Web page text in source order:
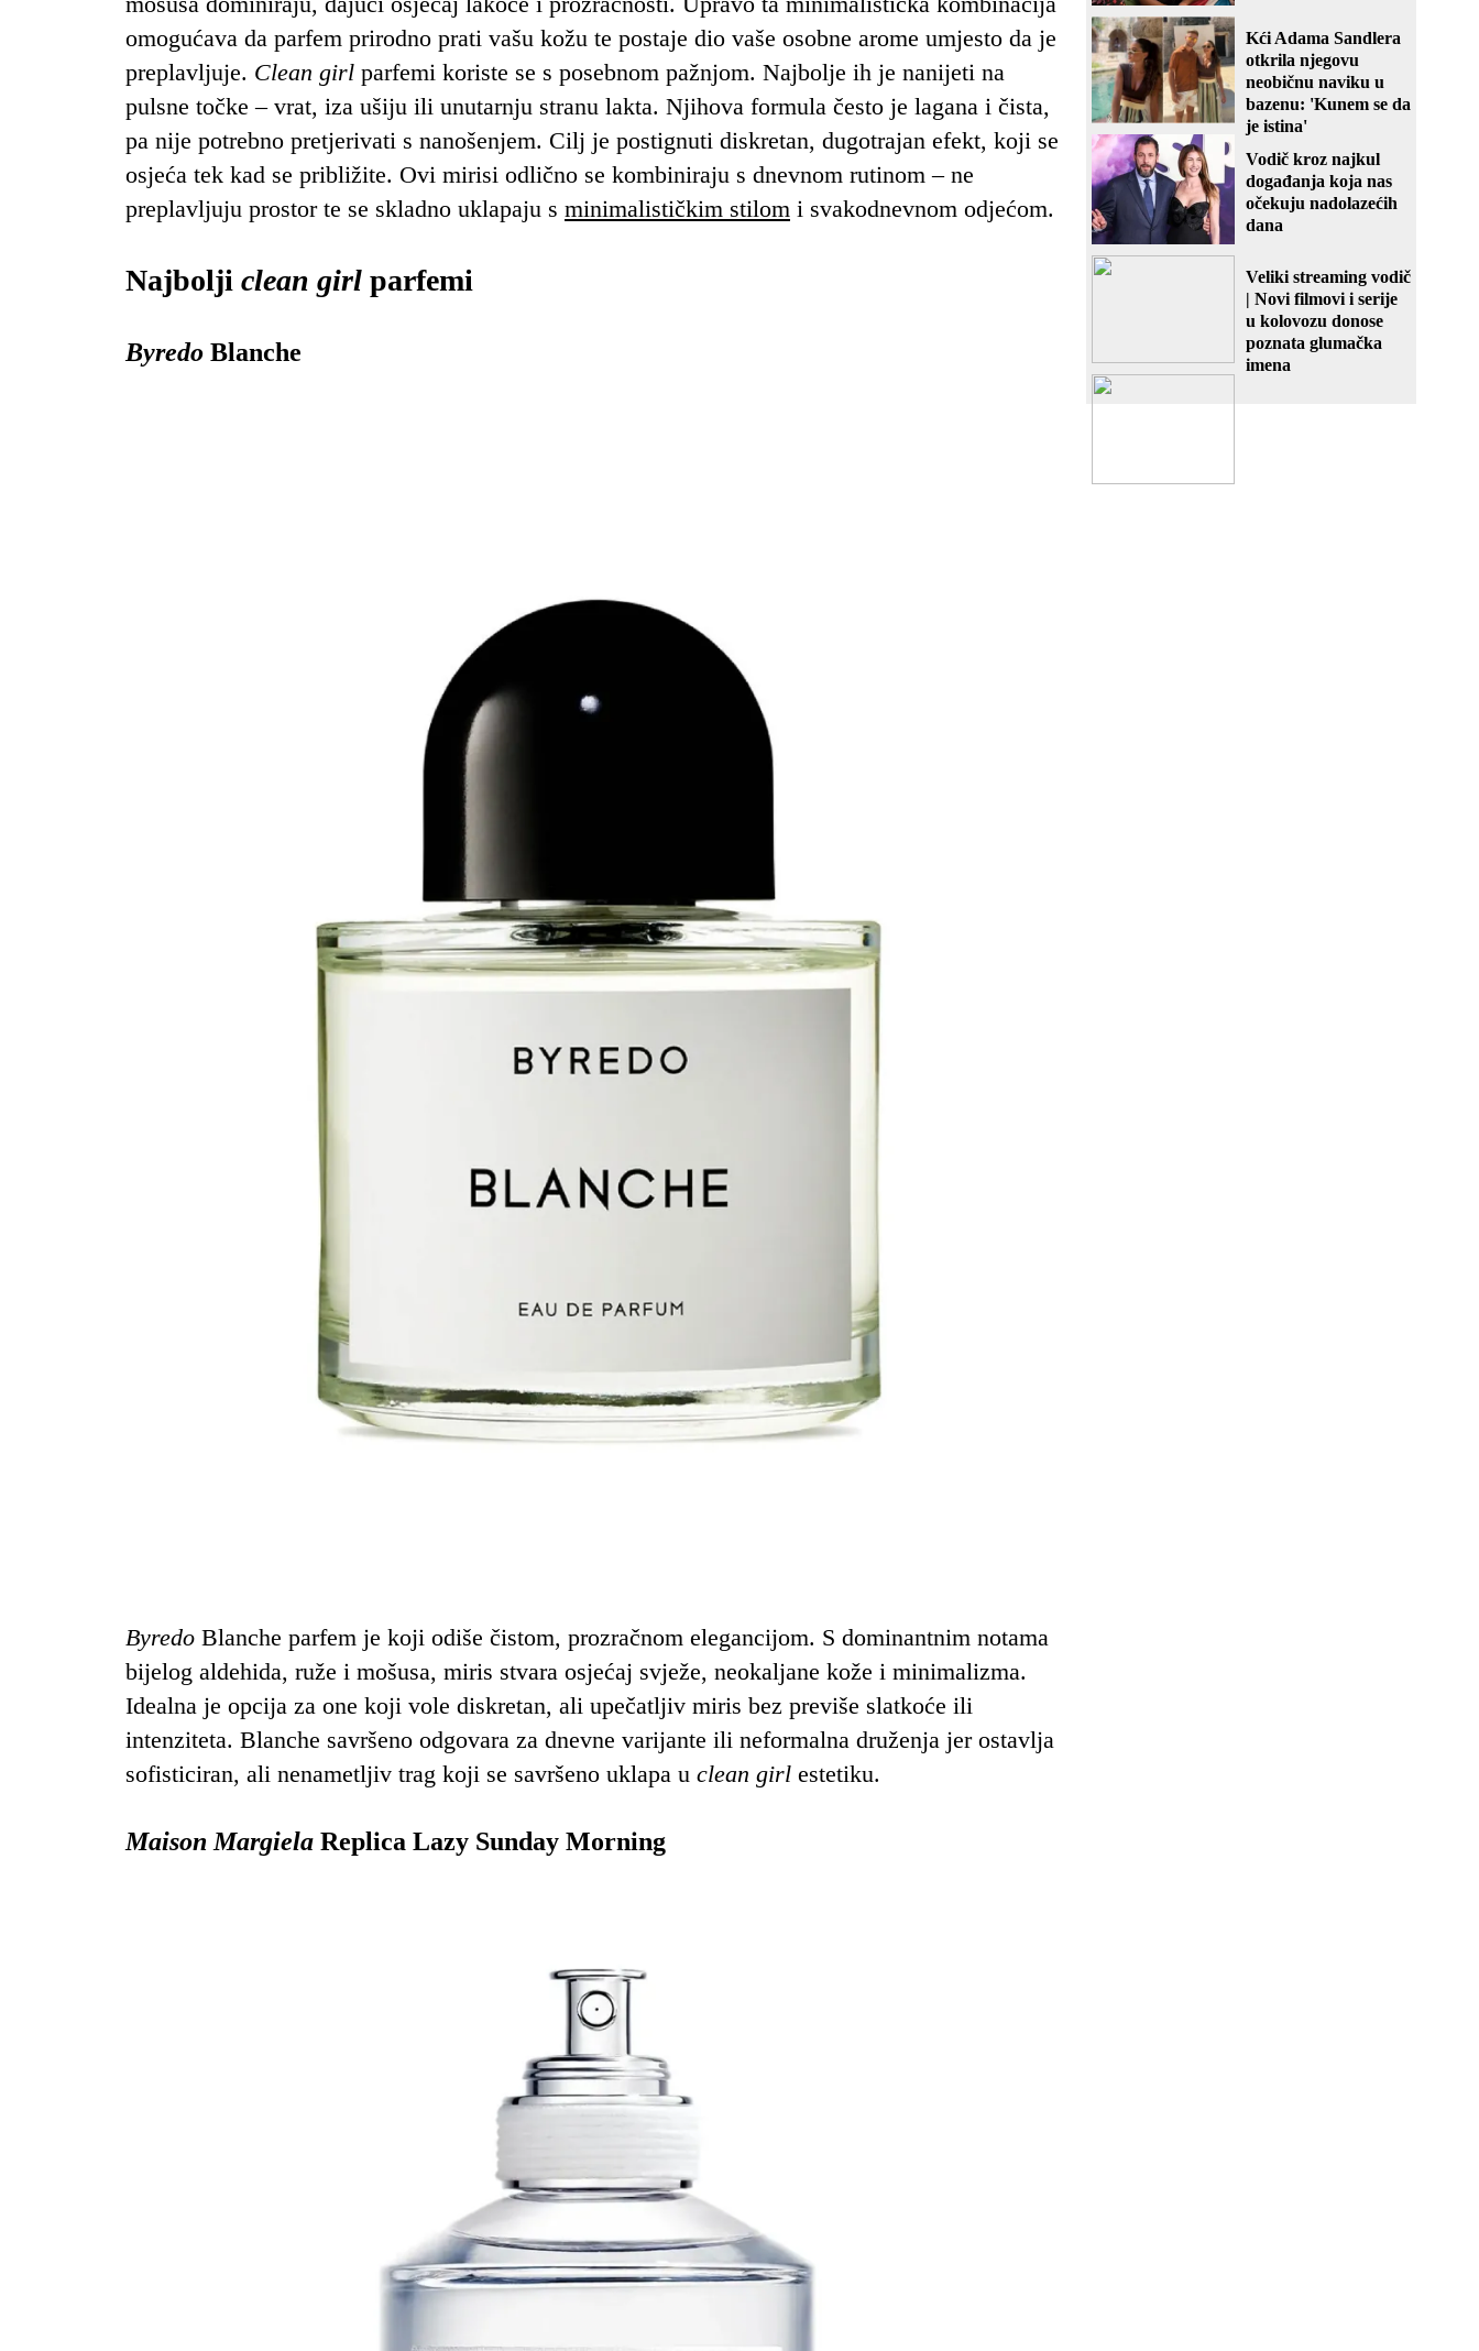
omogućava da parfem prirodno prati vašu kožu te postaje dio vaše osobne arome umjesto da je
preplavljuje. Clean girl parfemi koriste se s posebnom pažnjom. Najbolje ih je nanijeti na
pulsne točke – vrat, iza ušiju ili unutarnju stranu lakta. Njihova formula često je lagana i čista,
pa nije potrebno pretjerivati s nanošenjem. Cilj je postignuti diskretan, dugotrajan efekt, koji se
osjeća tek kad se približite. Ovi mirisi odlično se kombiniraju s dnevnom rutinom – ne
preplavljuju prostor te se skladno uklapaju s minimalističkim stilom i svakodnevnom odjećom.
Najbolji clean girl parfemi
Byredo Blanche
Byredo Blanche parfem je koji odiše čistom, prozračnom elegancijom. S dominantnim notama
bijelog aldehida, ruže i mošusa, miris stvara osjećaj svježe, neokaljane kože i minimalizma.
Idealna je opcija za one koji vole diskretan, ali upečatljiv miris bez previše slatkoće ili
intenziteta. Blanche savršeno odgovara za dnevne varijante ili neformalna druženja jer ostavlja
sofisticiran, ali nenametljiv trag koji se savršeno uklapa u clean girl estetiku.
Maison Margiela Replica Lazy Sunday Morning
Kći Adama Sandlera
otkrila njegovu
neobičnu naviku u
bazenu: 'Kunem se da
je istina'
Vodič kroz najkul
događanja koja nas
očekuju nadolazećih
dana
Veliki streaming vodič
| Novi filmovi i serije
u kolovozu donose
poznata glumačka
imena